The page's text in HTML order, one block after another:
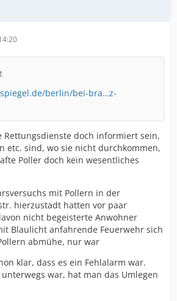
berlin/bei-bra…z-
Rettungsdienste doch informiert sein,
etc. sind, wo sie nicht durchkommen,
Poller doch kein wesentliches
mit Pollern in der
hierzustadt hatten vor paar
nicht begeisterte Anwohner
Blaulicht anfahrende Feuerwehr sich
abmühe, nur war
klar, dass es ein Fehlalarm war.
war, hat man das Umlegen